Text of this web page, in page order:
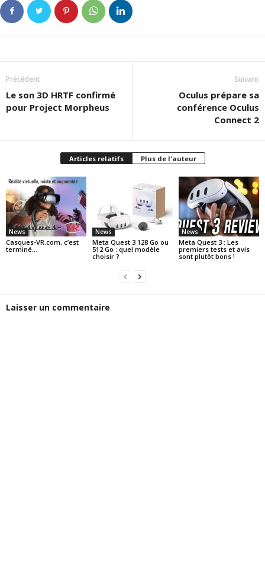
Précédent
Le son 3D HRTF confirmé
pour Project Morpheus
Suivant
Oculus prépare sa
conférence Oculus
Connect 2
Articles relatifs Plus de l'auteur
News
Casques-VR.com, c’est
terminé…
News
Meta Quest 3 128 Go ou
512 Go : quel modèle
choisir ?
News
Meta Quest 3 : Les
premiers tests et avis
sont plutôt bons !
Laisser un commentaire